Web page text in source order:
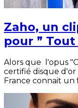
Zaho, un
pour ”
Alors que l'opus
certifié disque d'or
France connait un